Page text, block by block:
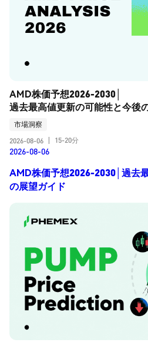
AMD株価予想2026-2030│
過去最高値更新の可能性と今後
市場洞察
2026-08-06
15-20分
2026-08-06
AMD株価予想2026-2030│過去
の展望ガイド